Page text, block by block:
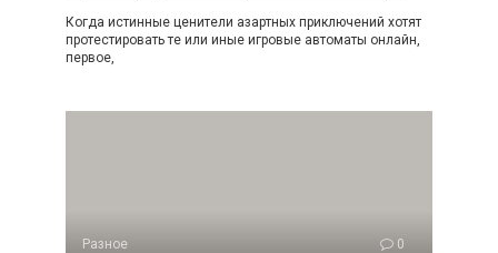
Когда истинные ценители азартных приключений хотят
протестировать те или иные игровые автоматы онлайн,
первое,
Разное 0